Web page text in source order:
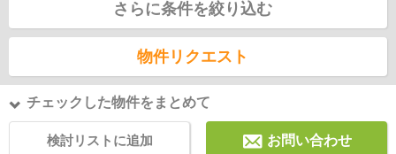
さらに条件を絞り込む
物件リクエスト
チェックした物件をまとめて
検討リストに追加 お問い合わせ